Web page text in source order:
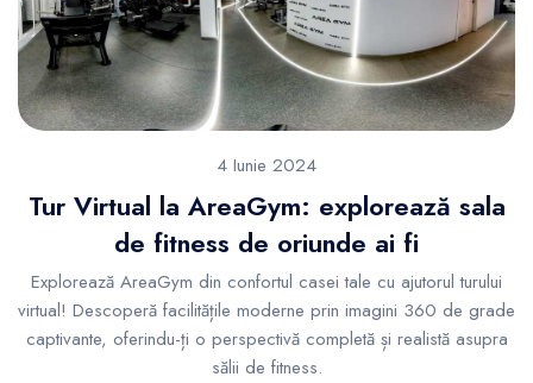
4 Iunie 2024
Tur Virtual la AreaGym: explorează sala
de fitness de oriunde ai fi
Explorează AreaGym din confortul casei tale cu ajutorul turului
virtual! Descoperă facilitățile moderne prin imagini 360 de grade
captivante, oferindu-ți o perspectivă completă și realistă asupra
sălii de fitness.